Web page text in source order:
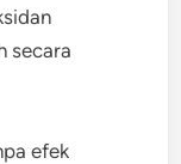
secara
efek